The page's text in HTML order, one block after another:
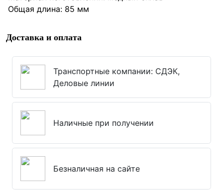
Общая длина: 85 мм
Доставка и оплата
Транспортные компании: СДЭК,
Деловые линии
Наличные при получении
Безналичная на сайте